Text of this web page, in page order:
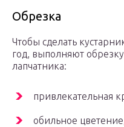
Обрезка
Чтобы сделать
год, выполняют
лапчатника:
привлекательная
обильное